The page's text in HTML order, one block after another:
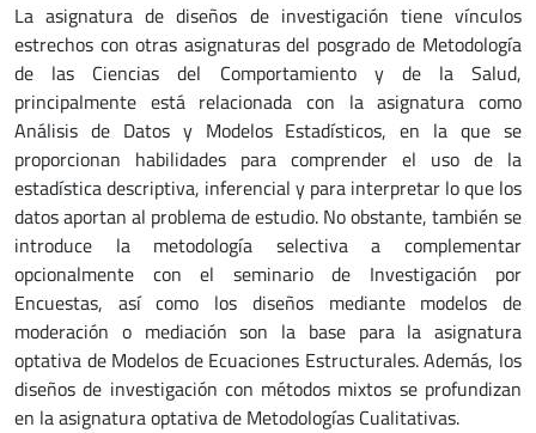
La asignatura de diseños de investigación tiene vínculos
estrechos con otras asignaturas del posgrado de Metodología
de las Ciencias del Comportamiento y de la Salud,
principalmente está relacionada con la asignatura como
Análisis de Datos y Modelos Estadísticos, en la que se
proporcionan habilidades para comprender el uso de la
estadística descriptiva, inferencial y para interpretar lo que los
datos aportan al problema de estudio. No obstante, también se
introduce la metodología selectiva a complementar
opcionalmente con el seminario de Investigación por
Encuestas, así como los diseños mediante modelos de
moderación o mediación son la base para la asignatura
optativa de Modelos de Ecuaciones Estructurales. Además, los
diseños de investigación con métodos mixtos se profundizan
en la asignatura optativa de Metodologías Cualitativas.